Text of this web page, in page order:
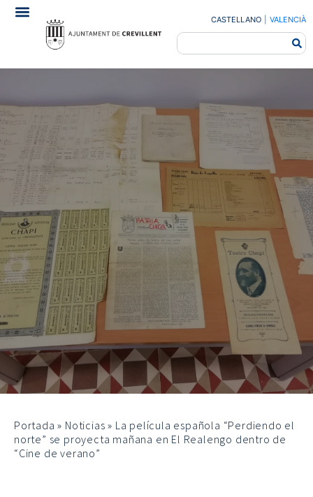
CASTELLANO VALENCIÀ
Portada » Noticias » La película española “Perdiendo el
norte” se proyecta mañana en El Realengo dentro de
“Cine de verano”